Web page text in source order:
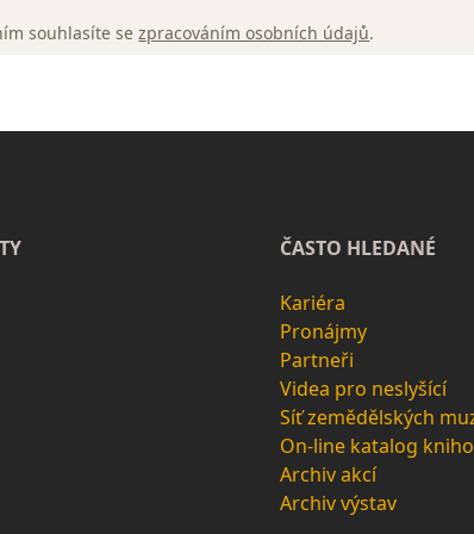
souhlasíte sezpracováním osobních údajů.
ČASTO HLEDANÉ
Kariéra
Pronájmy
Partneři
Videa pro neslyšící
Síť zemědělských
On-line katalog
Archiv akcí
Archiv výstav